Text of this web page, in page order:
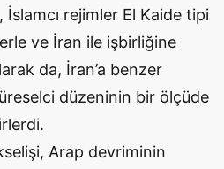
rejimler El Kaide tipi
ve İran ile işbirliğine
da, İran’a benzer
düzeninin bir ölçüde
Arap devriminin